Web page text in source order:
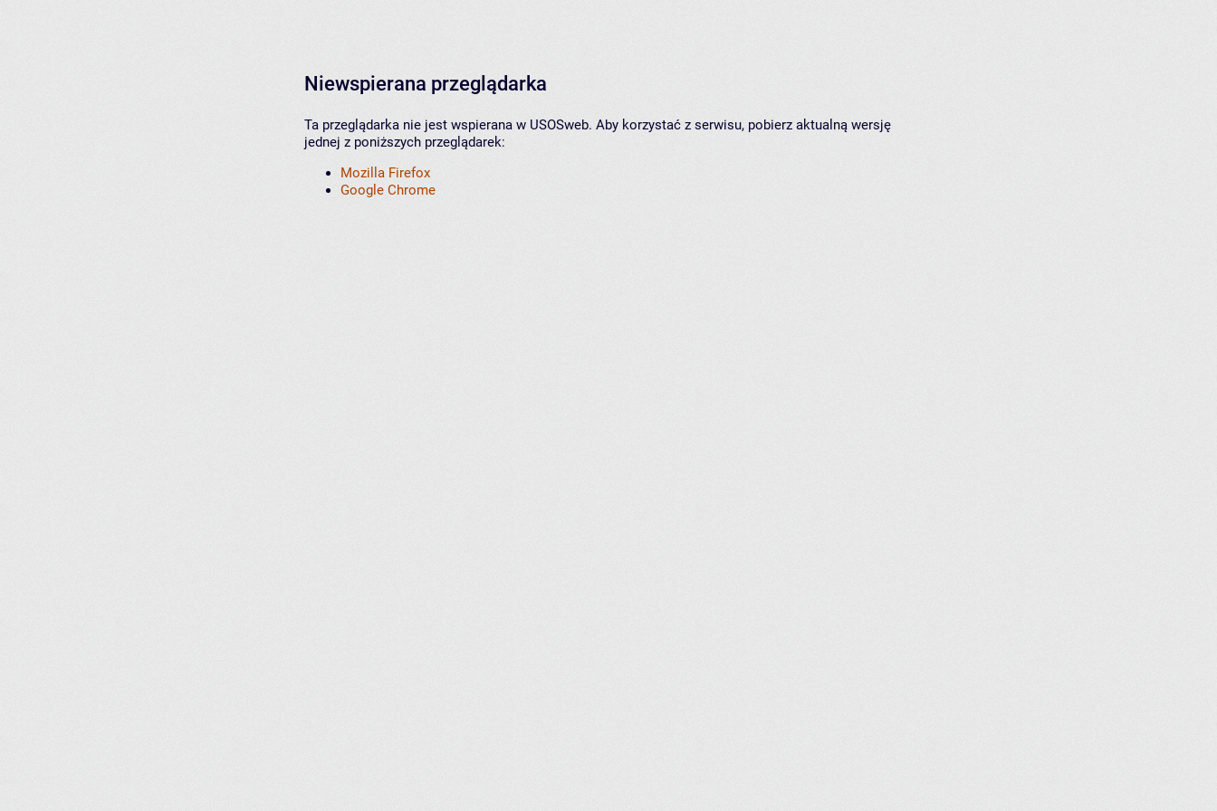
Niewspierana przeglądarka
Ta przeglądarka nie jest wspierana w USOSweb. Aby korzystać z serwisu, pobierz aktualną wersję
jednej z poniższych przeglądarek:
Mozilla Firefox
Google Chrome